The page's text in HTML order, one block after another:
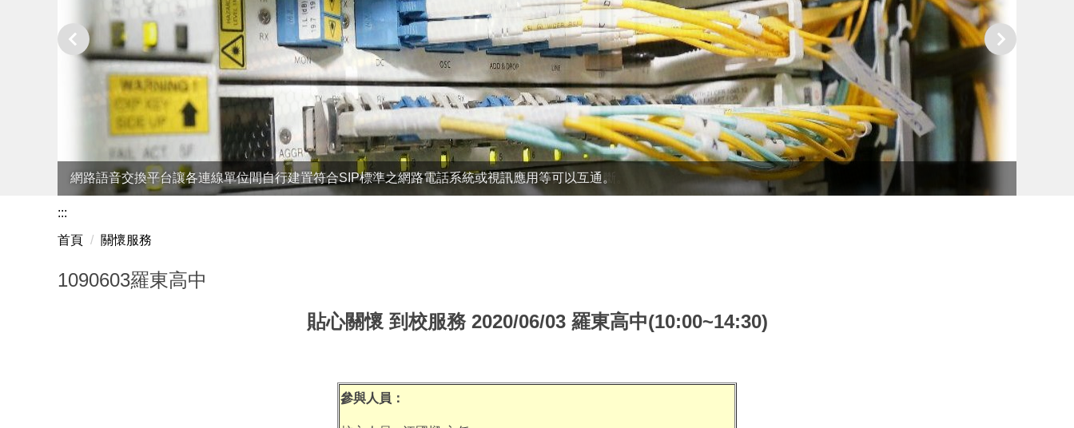
網路語音交換平台讓各連線單位間自行建置符合SIP標準之網路電話系統或視訊應用等可以互通。
:::
首頁
關懷服務
1090603羅東高中
貼心關懷 到校服務 2020/06/03 羅東高中(10:00~14:30)
參與人員：